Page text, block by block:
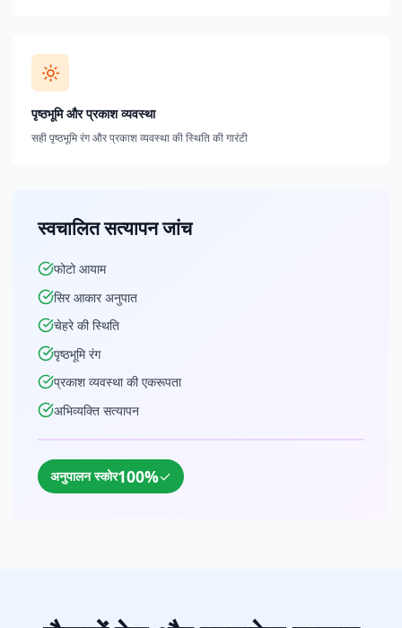
पृष्ठभूमि और प्रकाश व्यवस्था
सही पृष्ठभूमि रंग और प्रकाश व्यवस्था की स्थिति की गारंटी
स्वचालित सत्यापन जांच
फोटो आयाम
सिर आकार अनुपात
चेहरे की स्थिति
पृष्ठभूमि रंग
प्रकाश व्यवस्था की एकरूपता
अभिव्यक्ति सत्यापन
अनुपालन स्कोर100%✓